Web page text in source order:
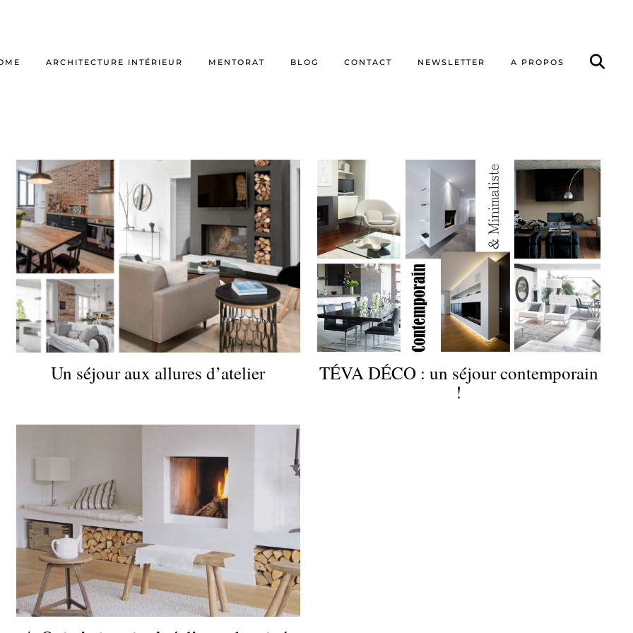
ARCHITECTURE INTÉRIEUR MENTORAT BLOG CONTACT NEWSLETTER A PROPOS
Un séjour aux allures d’atelier
TÉVA DÉCO : un séjour contemporain
!